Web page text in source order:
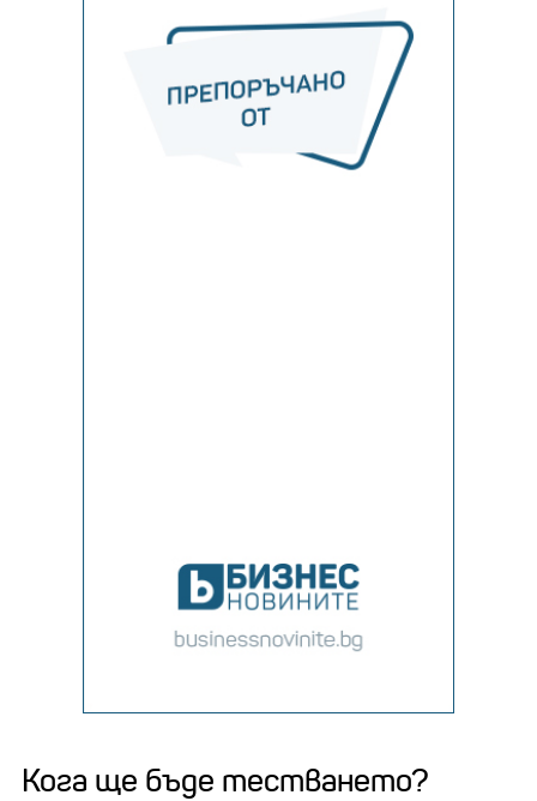
Кога ще бъде тестването?